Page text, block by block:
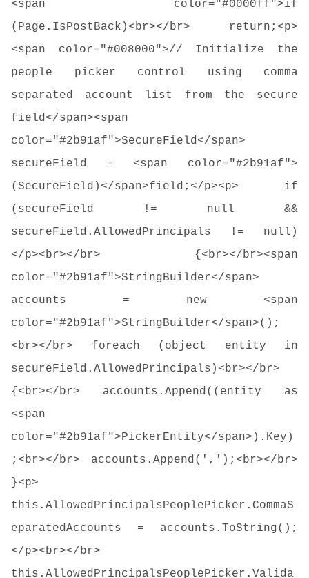
<span color="#0000ff">if
(Page.IsPostBack)<br></br> return;<p>
<span color="#008000">// Initialize the
people picker control using comma
separated account list from the secure
field</span><span
color="#2b91af">SecureField</span>
secureField = <span color="#2b91af">
(SecureField)</span>field;</p><p> if
(secureField != null &&
secureField.AllowedPrincipals != null)
</p><br></br> {<br></br><span
color="#2b91af">StringBuilder</span>
accounts = new <span
color="#2b91af">StringBuilder</span>();
<br></br> foreach (object entity in
secureField.AllowedPrincipals)<br></br>
{<br></br> accounts.Append((entity as
<span
color="#2b91af">PickerEntity</span>).Key)
;<br></br> accounts.Append(',');<br></br>
}<p>
this.AllowedPrincipalsPeoplePicker.CommaS
eparatedAccounts = accounts.ToString();
</p><br></br>
this.AllowedPrincipalsPeoplePicker.Valida